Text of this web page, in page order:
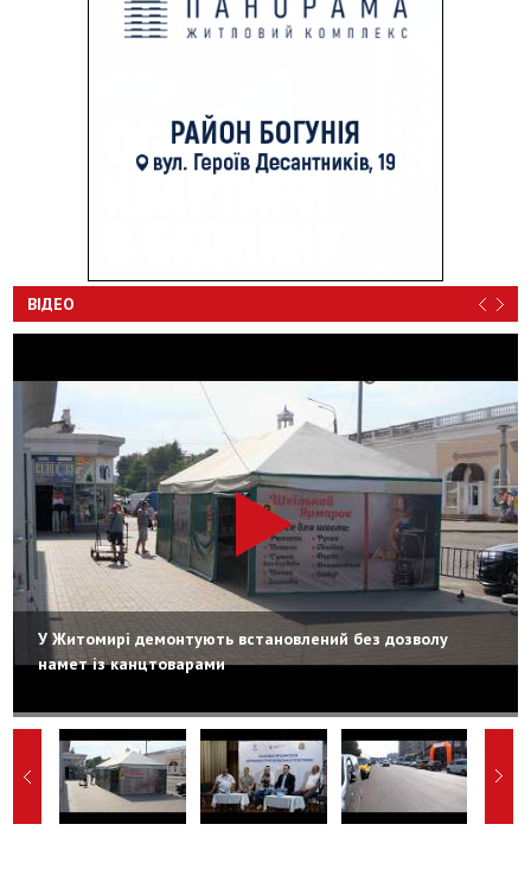
ВІДЕО
У Житомирі демонтують встановлений без дозволу
намет із канцтоварами